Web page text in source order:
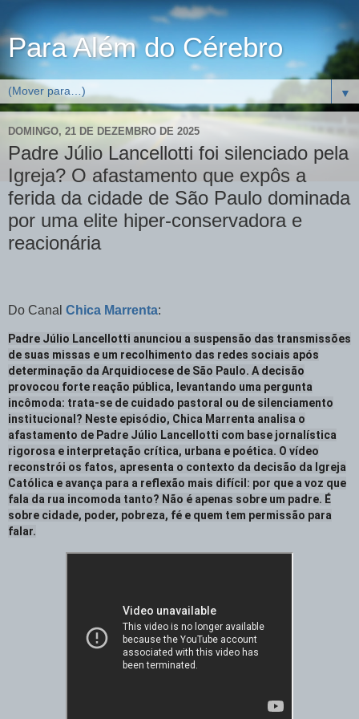
Para Além do Cérebro
▼
DOMINGO, 21 DE DEZEMBRO DE 2025
Padre Júlio Lancellotti foi silenciado pela
Igreja? O afastamento que expôs a
ferida da cidade de São Paulo dominada
por uma elite hiper-conservadora e
reacionária
Do Canal Chica Marrenta:
Padre Júlio Lancellotti anunciou a suspensão das transmissões
de suas missas e um recolhimento das redes sociais após
determinação da Arquidiocese de São Paulo. A decisão
provocou forte reação pública, levantando uma pergunta
incômoda: trata-se de cuidado pastoral ou de silenciamento
institucional? Neste episódio, Chica Marrenta analisa o
afastamento de Padre Júlio Lancellotti com base jornalística
rigorosa e interpretação crítica, urbana e poética. O vídeo
reconstrói os fatos, apresenta o contexto da decisão da Igreja
Católica e avança para a reflexão mais difícil: por que a voz que
fala da rua incomoda tanto? Não é apenas sobre um padre. É
sobre cidade, poder, pobreza, fé e quem tem permissão para
falar.